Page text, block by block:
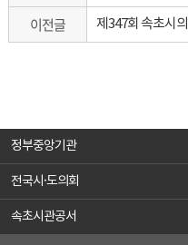
이전글 제347회 속초시
정부중앙기관
전국시·도의회
속초시관공서